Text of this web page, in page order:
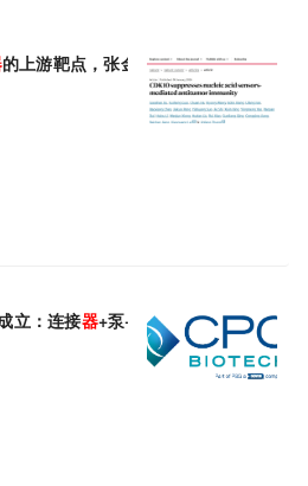
的上游靶点，张金方/雷晓光合作发现
立：连接器+泵+ 传感器 ，整合生物制